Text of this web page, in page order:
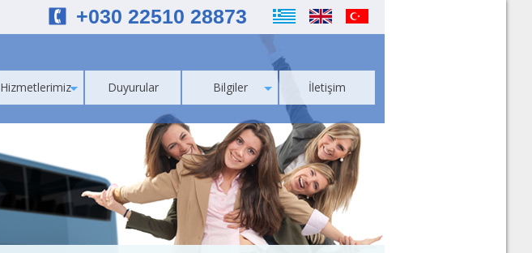
+030 22510 28873
Hizmetlerimiz Duyurular Bilgiler İletişim